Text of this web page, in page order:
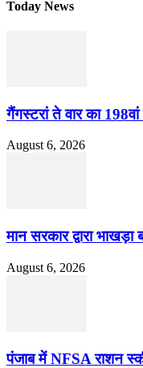
Today News
गैंगस्टरां ते वार का
August 6, 2026
मान सरकार द्वारा
August 6, 2026
पंजाब में NFSA राशन